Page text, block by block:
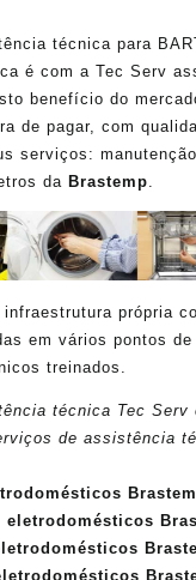
técnica para
é com a Tec Serv
benefício do
de pagar, com
serviços:
da Brastemp.
própria
em vários pontos
treinados.
técnica Tec Serv
de assistência
eletrodomésticos